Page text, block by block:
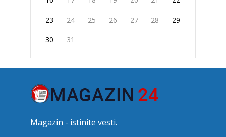
23 24 25 26 27 28 29
30 31
Magazin - istinite vesti.